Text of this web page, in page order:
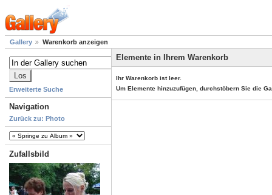
Gallery Warenkorb anzeigen
Erweiterte Suche
Navigation
Zurück zu: Photo
Zufallsbild
Elemente in Ihrem Warenkorb
Ihr Warenkorb ist leer.
Um Elemente hinzuzufügen, durchstöbern Sie die